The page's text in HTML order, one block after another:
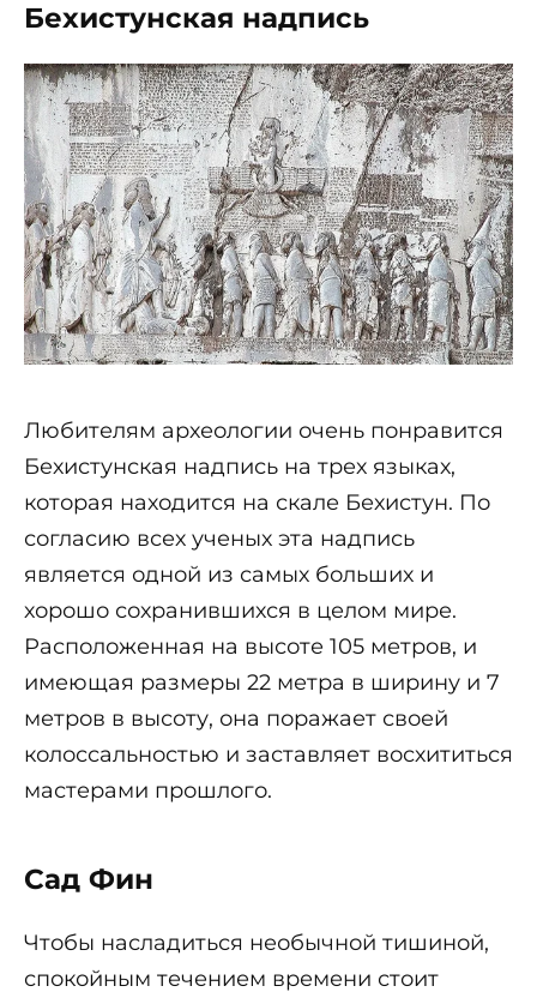
Бехистунская надпись
Любителям археологии очень понравится
Бехистунская надпись на трех языках,
которая находится на скале Бехистун. По
согласию всех ученых эта надпись
является одной из самых больших и
хорошо сохранившихся в целом мире.
Расположенная на высоте 105 метров, и
имеющая размеры 22 метра в ширину и 7
метров в высоту, она поражает своей
колоссальностью и заставляет восхититься
мастерами прошлого.
Сад Фин
Чтобы насладиться необычной тишиной,
спокойным течением времени стоит